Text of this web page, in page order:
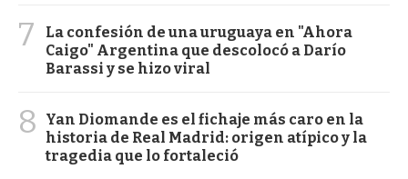
7
La confesión de una uruguaya en "Ahora
Caigo" Argentina que descolocó a Darío
Barassi y se hizo viral
8
Yan Diomande es el fichaje más caro en la
historia de Real Madrid: origen atípico y la
tragedia que lo fortaleció